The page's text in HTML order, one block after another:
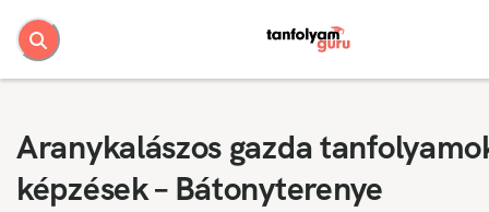
Aranykalászos gazda
képzések – Bátonyterenye